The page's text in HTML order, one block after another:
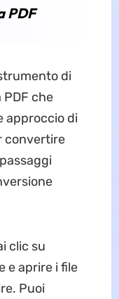
PDF
di
PDF che
approccio di
convertire
clic su
e aprire i file
Puoi